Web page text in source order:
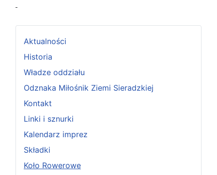
Aktualności
Historia
Władze oddziału
Odznaka Miłośnik Ziemi Sieradzkiej
Kontakt
Linki i sznurki
Kalendarz imprez
Składki
Koło Rowerowe